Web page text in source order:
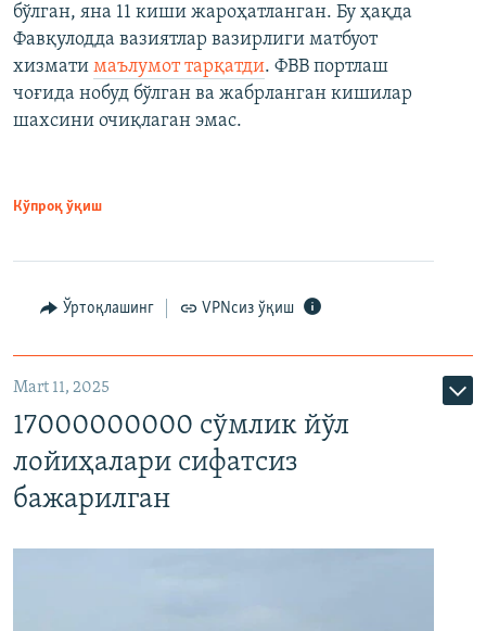
бўлган, яна 11 киши жароҳатланган. Бу ҳақда
Фавқулодда вазиятлар вазирлиги матбуот
хизмати маълумот тарқатди. ФВВ портлаш
чоғида нобуд бўлган ва жабрланган кишилар
шахсини очиқлаган эмас.
Кўпроқ ўқиш
Ўртоқлашинг VPNсиз ўқиш
Mart 11, 2025
17000000000 сўмлик йўл
лойиҳалари сифатсиз
бажарилган